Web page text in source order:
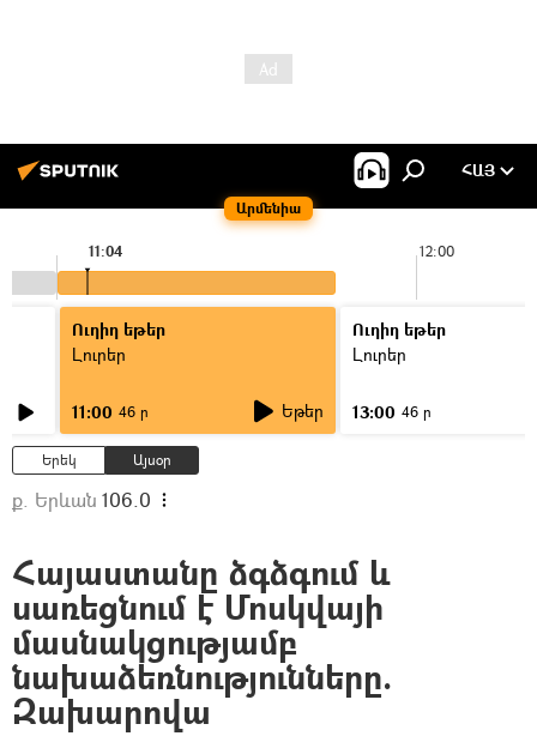
Արմենիա
ՀԱՅ
12:00
11:04
Ուղիղ եթեր
Լուրեր
11:00 46 ր Եթեր
Ուղիղ եթեր
Լուրեր
13:00 46 ր
Երեկ Այսօր
ք. Երևան 106.0
Հայաստանը ձգձգում և
սառեցնում է Մոսկվայի
մասնակցությամբ
նախաձեռնությունները.
Զախարովա